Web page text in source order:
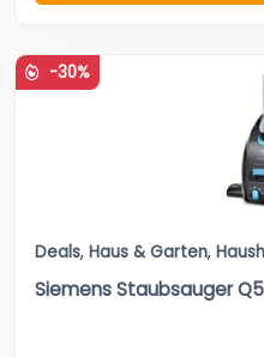
-30%
Deals, Haus & Garten,
Siemens Staubsauger